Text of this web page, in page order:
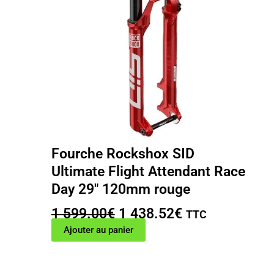
Fourche Rockshox SID
Ultimate Flight Attendant Race
Day 29″ 120mm rouge
1 599.00€ Le
prix
1 438.52€Le
TTC
Ajouter au panier